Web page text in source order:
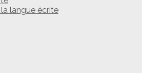
langue écrite